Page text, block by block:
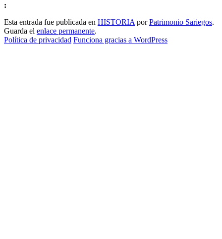
:
Esta entrada fue publicada en HISTORIA porPatrimonio Sariegos.
Guarda el enlace permanente.
Política de privacidad Funciona gracias a WordPress